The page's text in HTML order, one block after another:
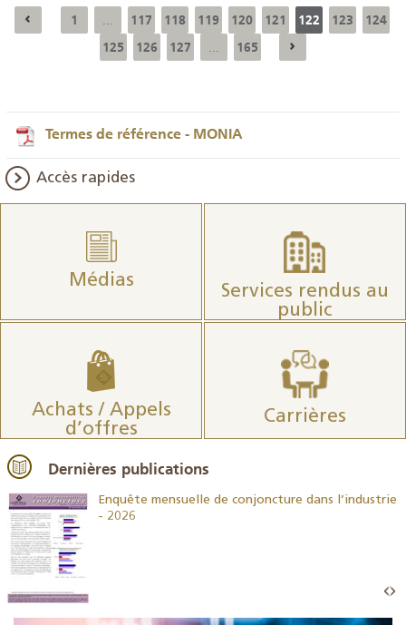
1 117 118 119 120 121 122 123
124
125
126 127 165
Termes de référence - MONIA
Accès rapides
Médias
Services rendus au
public
Achats / Appels
d’offres
Carrières
Dernières publications
Enquête mensuelle de conjoncture dans l’industrie
- 2026